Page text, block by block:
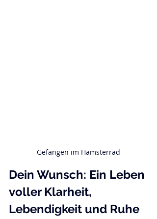
Gefangen im Hamsterrad
Dein Wunsch: Ein Leben
voller Klarheit,
Lebendigkeit und Ruhe